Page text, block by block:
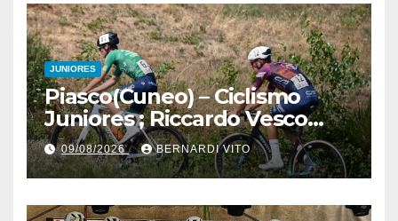
JUNIORES
Piasco(Cuneo) – Ciclismo
Juniores ; Riccardo Vesco
(Guerrini-Senaghese) al
fotofinish su Gugnino (UC
Piasco) e Jedrysek (SC
Fagnano Nuova)
09/08/2026 BERNARDI VITO